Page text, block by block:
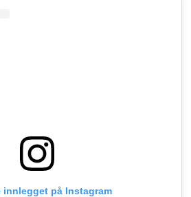
innlegget på Instagram